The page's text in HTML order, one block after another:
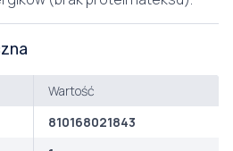
Wartość
810168021843